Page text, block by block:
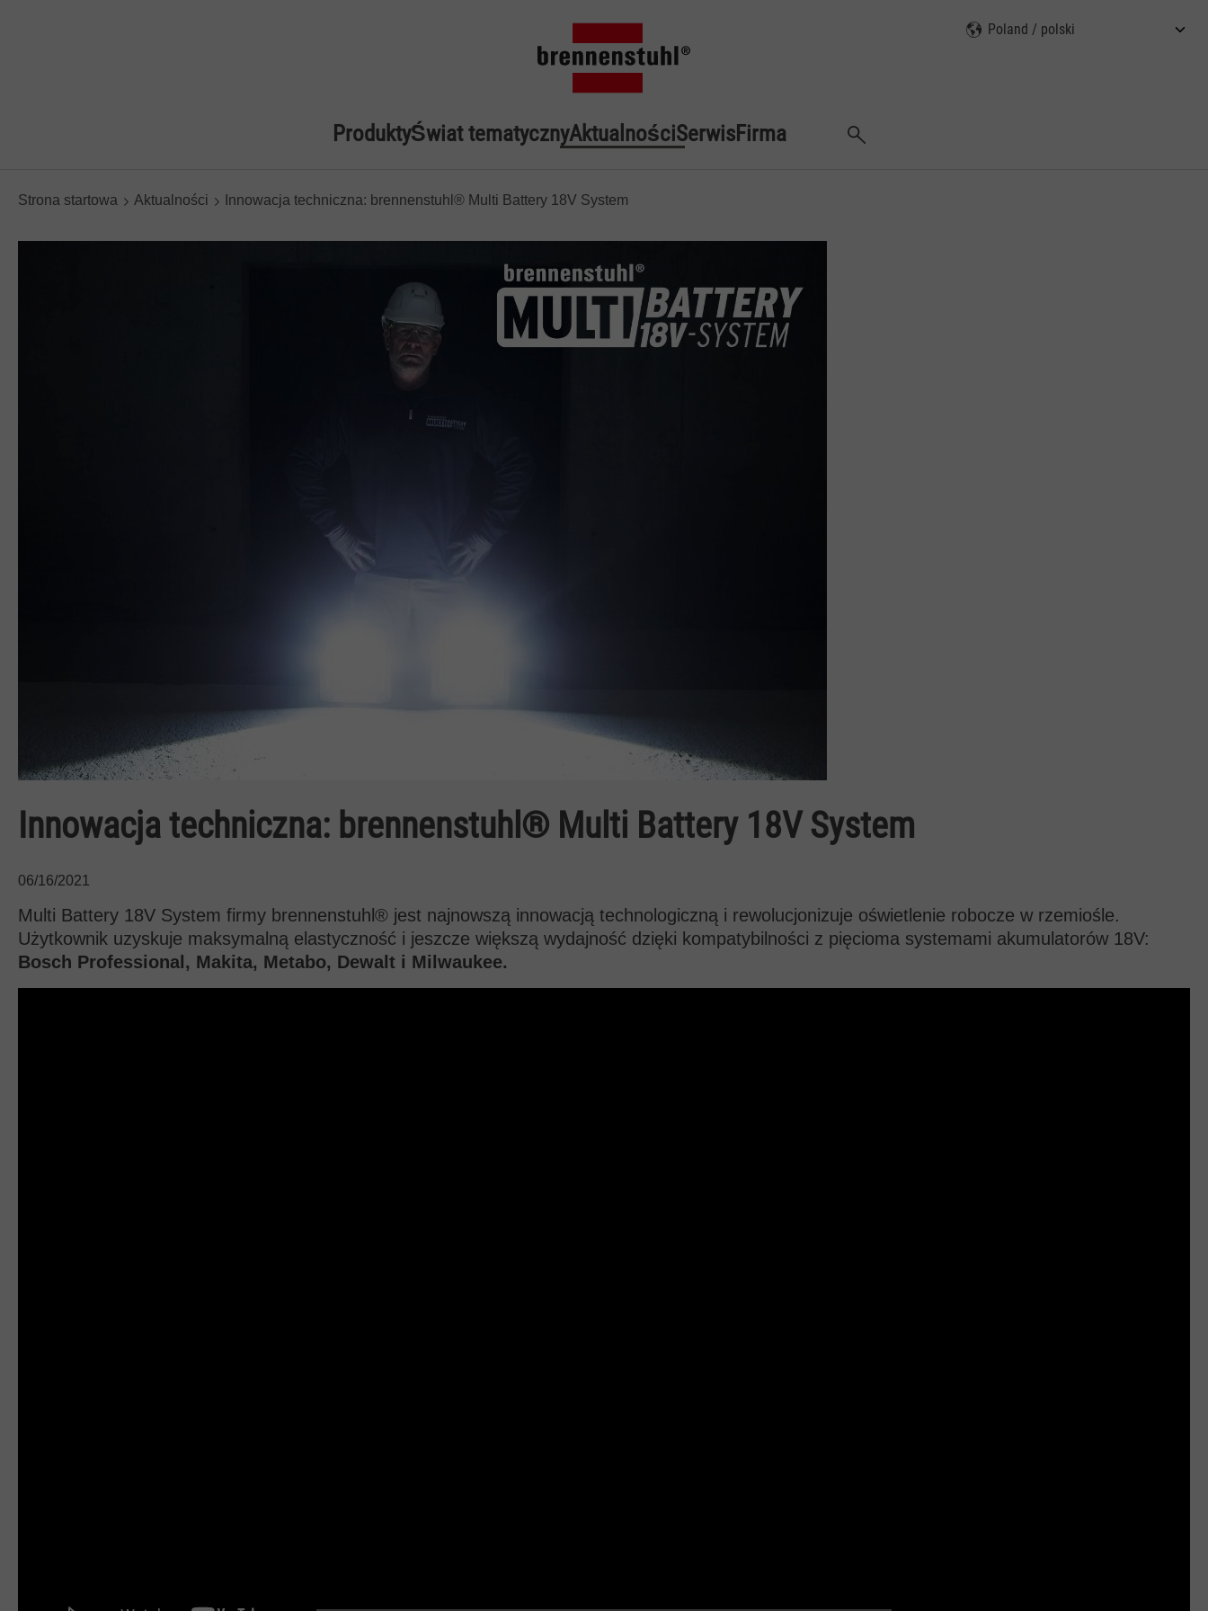
ProduktyŚwiat tematycznyAktualnościSerwisFirma Wyszukaj
Strona startowa Aktualności Innowacja techniczna: brennenstuhl® Multi Battery 18V System
Innowacja techniczna: brennenstuhl® Multi Battery 18V System
06/16/2021
Multi Battery 18V System firmy brennenstuhl® jest najnowszą innowacją technologiczną i rewolucjonizuje oświetlenie robocze w rzemiośle.
Użytkownik uzyskuje maksymalną elastyczność i jeszcze większą wydajność dzięki kompatybilności z pięcioma systemami akumulatorów 18V:
Bosch Professional, Makita, Metabo, Dewalt i Milwaukee.